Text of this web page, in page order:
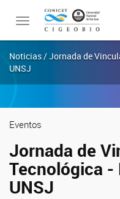
Toggle
navigation
Noticias / Jornada de
UNSJ
Eventos
Jornada de
Tecnológica -
UNSJ